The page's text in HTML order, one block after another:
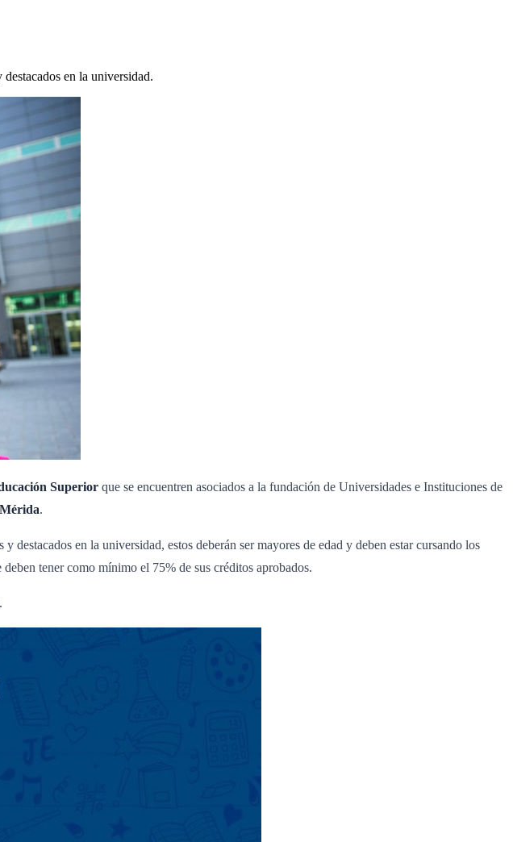
en la universidad.
Superior que se encuentren asociados a la fundación de Universidades e Instituciones de
.
y destacados en la universidad, estos deberán ser mayores de edad y deben estar cursando los
tener como mínimo el 75% de sus créditos aprobados.